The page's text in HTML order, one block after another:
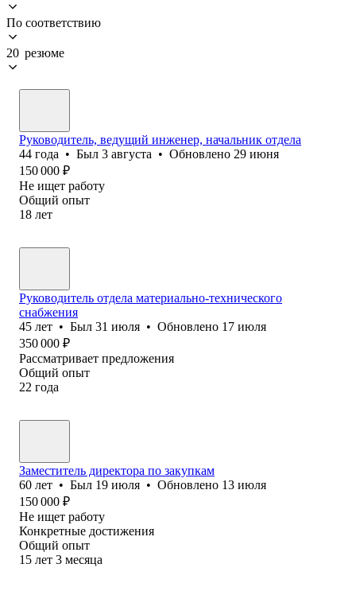
По соответствию
20 резюме
Руководитель, ведущий инженер, начальник отдела
44 года • Был 3 августа • Обновлено 29 июня
150 000 ₽
Не ищет работу
Общий опыт
18 лет
Руководитель отдела материально-технического
снабжения
45 лет • Был 31 июля • Обновлено 17 июля
350 000 ₽
Рассматривает предложения
Общий опыт
22 года
Заместитель директора по закупкам
60 лет • Был 19 июля • Обновлено 13 июля
150 000 ₽
Не ищет работу
Конкретные достижения
Общий опыт
15 лет 3 месяца